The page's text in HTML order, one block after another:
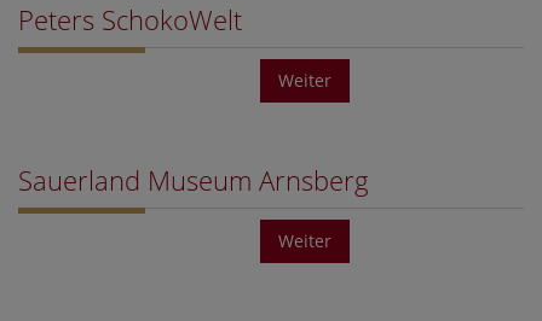
Peters SchokoWelt
Weiter
Sauerland Museum Arnsberg
Weiter